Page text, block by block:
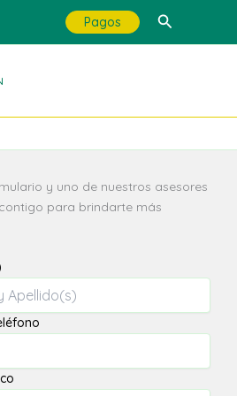
Pagos Buscar
y uno de nuestros asesores
para brindarte más